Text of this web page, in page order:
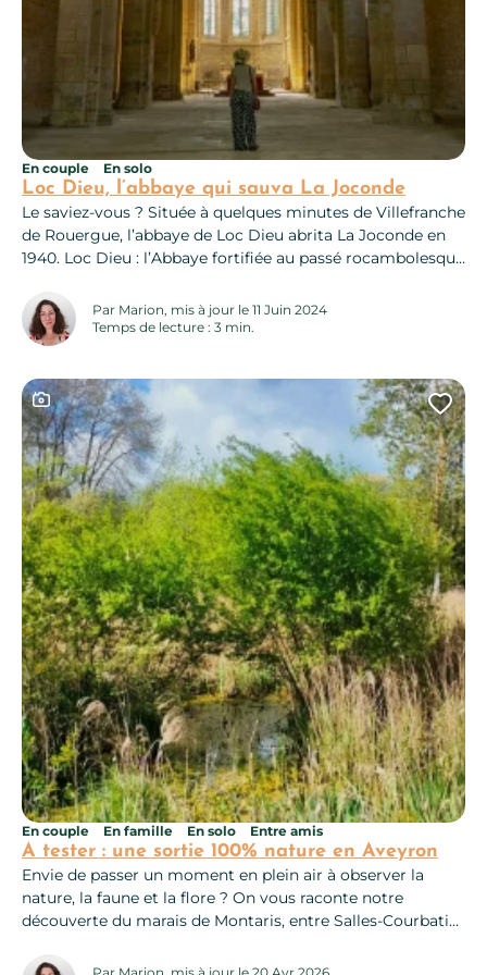
Loc Dieu, l’abbaye qui sauva La Joconde
En couple En solo
Le saviez-vous ? Située à quelques minutes de Villefranche
de Rouergue, l’abbaye de Loc Dieu abrita La Joconde en
1940. Loc Dieu : l’Abbaye fortifiée au passé rocambolesque
Villefranche-de-Rouergue et de la majestueuse chartreuse
Saint-Sauveur, on file découvrir Loc Dieu, l’abbaye fortifiée
qui abrita La...
Par Marion, mis à jour le 11 Juin 2024
Temps de lecture : 3 min.
À tester : une sortie 100% nature en Aveyron
En couple En famille En solo Entre amis
Envie de passer un moment en plein air à observer la
nature, la faune et la flore ? On vous raconte notre
découverte du marais de Montaris, entre Salles-Courbatiès
départ de Salles-Courbatiès, petit village de l’Aveyron, à 8
Ce contenu contient une galerie photo